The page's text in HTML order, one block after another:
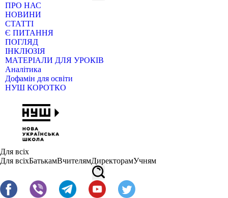
ПРО НАС
НОВИНИ
СТАТТІ
Є ПИТАННЯ
ПОГЛЯД
ІНКЛЮЗІЯ
МАТЕРІАЛИ ДЛЯ УРОКІВ
Аналітика
Дофамін для освіти
НУШ КОРОТКО
Для всіх
Для всіхБатькамВчителямДиректорамУчням